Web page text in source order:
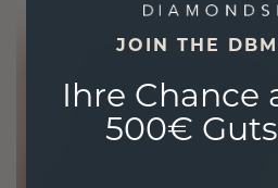
JOIN THE
Ihre Chance
500€